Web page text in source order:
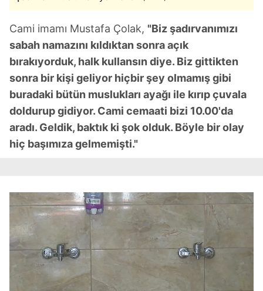
Cami imamı Mustafa Çolak, "Biz şadırvanımızı
sabah namazını kıldıktan sonra açık
bırakıyorduk, halk kullansın diye. Biz gittikten
sonra bir kişi geliyor hiçbir şey olmamış gibi
buradaki bütün muslukları ayağı ile kırıp çuvala
doldurup gidiyor. Cami cemaati bizi 10.00'da
aradı. Geldik, baktık ki şok olduk. Böyle bir olay
hiç başımıza gelmemişti."